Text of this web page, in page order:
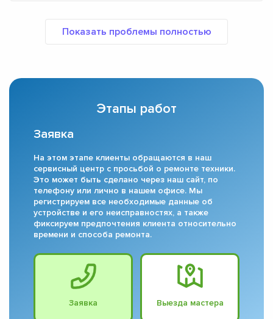
Этапы работ
Заявка
На этом этапе клиенты обращаются в наш
сервисный центр с просьбой о ремонте техники.
Это может быть сделано через наш сайт, по
телефону или лично в нашем офисе. Мы
регистрируем все необходимые данные об
устройстве и его неисправностях, а также
фиксируем предпочтения клиента относительно
времени и способа ремонта.
Заявка Выезда мастера